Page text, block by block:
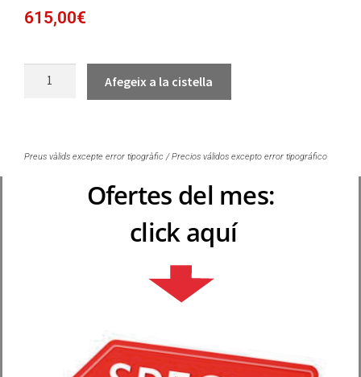
615,00€
Afegeix a la cistella
Preus vàlids excepte error tipogràfic / Precios válidos excepto error tipográfico
Ofertes del mes:
click aquí